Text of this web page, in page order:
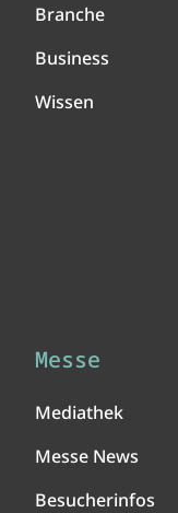
Branche
Business
Wissen
Messe
Mediathek
Messe News
Besucherinfos